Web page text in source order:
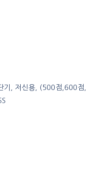
, 저신용, (500점,600